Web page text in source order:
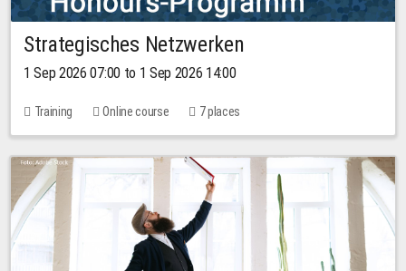
Strategisches Netzwerken
1 Sep 2026 07:00 to 1 Sep 2026 14:00
Training Online course 7 places